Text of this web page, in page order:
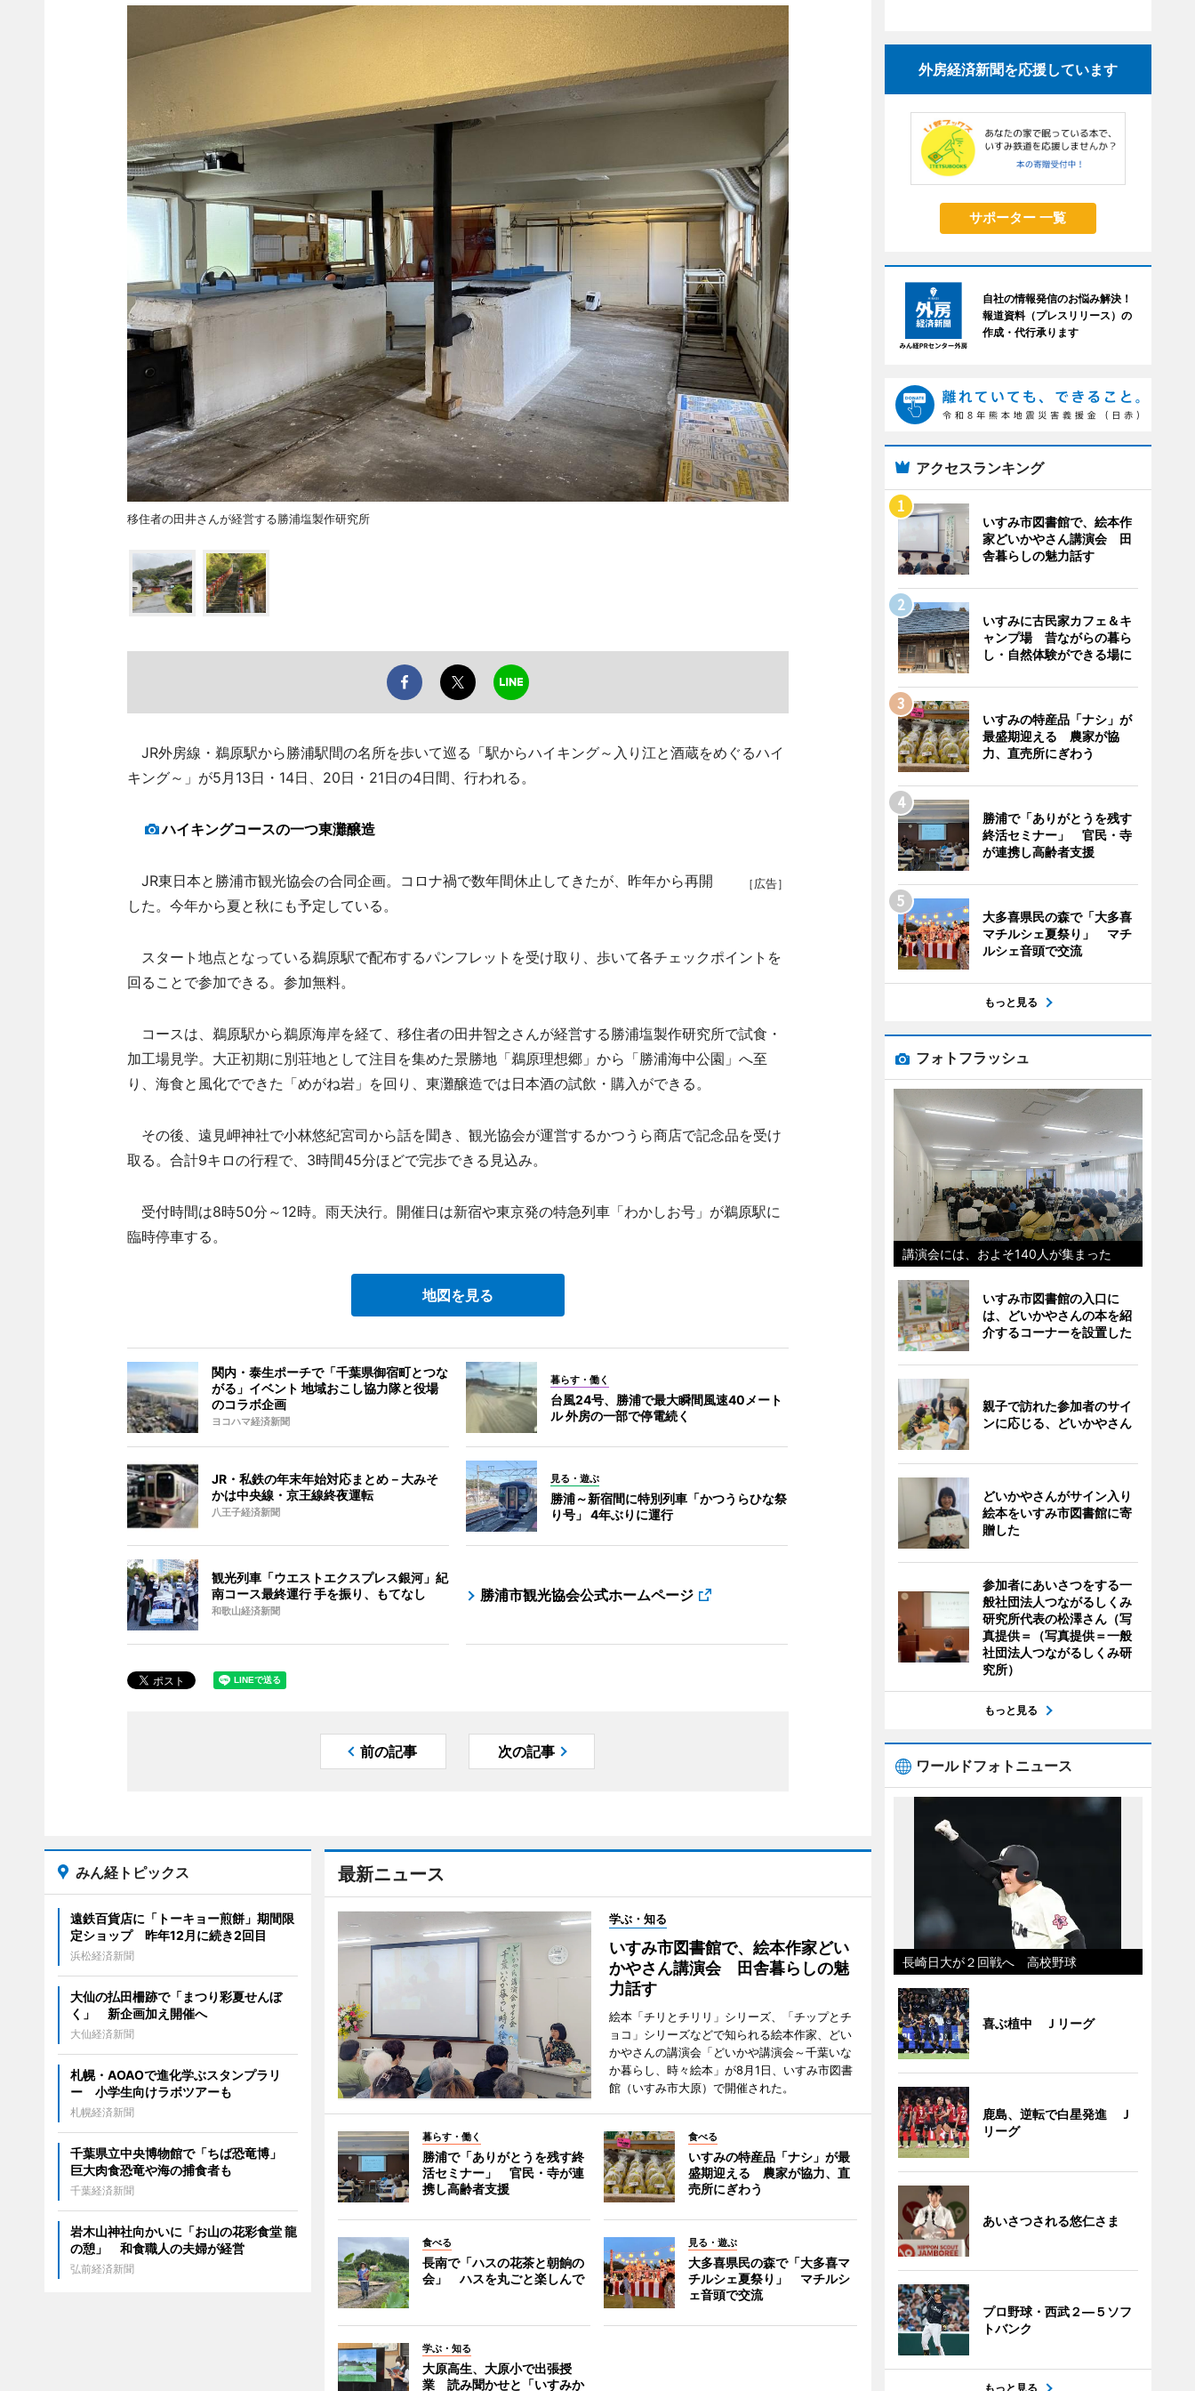
移住者の田井さんが経営する勝浦塩製作研究所
JR外房線・鵜原駅から勝浦駅間の名所を歩いて巡る「駅からハイキング～入り江と酒蔵をめぐるハイ
キング～」が5月13日・14日、20日・21日の4日間、行われる。
ハイキングコースの一つ東灘醸造
［広告］
JR東日本と勝浦市観光協会の合同企画。コロナ禍で数年間休止してきたが、昨年から再開
した。今年から夏と秋にも予定している。
スタート地点となっている鵜原駅で配布するパンフレットを受け取り、歩いて各チェックポイントを
回ることで参加できる。参加無料。
コースは、鵜原駅から鵜原海岸を経て、移住者の田井智之さんが経営する勝浦塩製作研究所で試食・
加工場見学。大正初期に別荘地として注目を集めた景勝地「鵜原理想郷」から「勝浦海中公園」へ至
り、海食と風化でできた「めがね岩」を回り、東灘醸造では日本酒の試飲・購入ができる。
その後、遠見岬神社で小林悠紀宮司から話を聞き、観光協会が運営するかつうら商店で記念品を受け
取る。合計9キロの行程で、3時間45分ほどで完歩できる見込み。
受付時間は8時50分～12時。雨天決行。開催日は新宿や東京発の特急列車「わかしお号」が鵜原駅に
臨時停車する。
地図を見る
関内・泰生ポーチで「千葉県御宿町とつな
がる」イベント 地域おこし協力隊と役場
のコラボ企画
ヨコハマ経済新聞
暮らす・働く
台風24号、勝浦で最大瞬間風速40メート
ル 外房の一部で停電続く
JR・私鉄の年末年始対応まとめ－大みそ
かは中央線・京王線終夜運転
八王子経済新聞
見る・遊ぶ
勝浦～新宿間に特別列車「かつうらひな祭
り号」 4年ぶりに運行
観光列車「ウエストエクスプレス銀河」紀
南コース最終運行 手を振り、もてなし
和歌山経済新聞
勝浦市観光協会公式ホームページ
前の記事 次の記事
最新ニュース
学ぶ・知る
いすみ市図書館で、絵本作家どい
かやさん講演会 田舎暮らしの魅
力話す
絵本「チリとチリリ」シリーズ、「チップとチ
ョコ」シリーズなどで知られる絵本作家、どい
かやさんの講演会「どいかや講演会～千葉いな
か暮らし、時々絵本」が8月1日、いすみ市図書
館（いすみ市大原）で開催された。
暮らす・働く
勝浦で「ありがとうを残す終
活セミナー」 官民・寺が連
携し高齢者支援
食べる
いすみの特産品「ナシ」が最
盛期迎える 農家が協力、直
売所にぎわう
食べる
長南で「ハスの花茶と朝餉の
会」 ハスを丸ごと楽しんで
見る・遊ぶ
大多喜県民の森で「大多喜マ
チルシェ夏祭り」 マチルシ
ェ音頭で交流
学ぶ・知る
大原高生、大原小で出張授
業 読み聞かせと「いすみか
みん経トピックス
遠鉄百貨店に「トーキョー煎餅」期間限
定ショップ 昨年12月に続き2回目
浜松経済新聞
大仙の払田柵跡で「まつり彩夏せんぼ
く」 新企画加え開催へ
大仙経済新聞
札幌・AOAOで進化学ぶスタンプラリ
ー 小学生向けラボツアーも
札幌経済新聞
千葉県立中央博物館で「ちば恐竜博」
巨大肉食恐竜や海の捕食者も
千葉経済新聞
岩木山神社向かいに「お山の花彩食堂 龍
の憩」 和食職人の夫婦が経営
弘前経済新聞
外房経済新聞を応援しています
サポーター 一覧
自社の情報発信のお悩み解決！
報道資料（プレスリリース）の
作成・代行承ります
アクセスランキング
いすみ市図書館で、絵本作
家どいかやさん講演会 田
舎暮らしの魅力話す
いすみに古民家カフェ＆キ
ャンプ場 昔ながらの暮ら
し・自然体験ができる場に
いすみの特産品「ナシ」が
最盛期迎える 農家が協
力、直売所にぎわう
勝浦で「ありがとうを残す
終活セミナー」 官民・寺
が連携し高齢者支援
大多喜県民の森で「大多喜
マチルシェ夏祭り」 マチ
ルシェ音頭で交流
もっと見る
フォトフラッシュ
講演会には、およそ140人が集まった
いすみ市図書館の入口に
は、どいかやさんの本を紹
介するコーナーを設置した
親子で訪れた参加者のサイ
ンに応じる、どいかやさん
どいかやさんがサイン入り
絵本をいすみ市図書館に寄
贈した
参加者にあいさつをする一
般社団法人つながるしくみ
研究所代表の松澤さん（写
真提供＝（写真提供＝一般
社団法人つながるしくみ研
究所）
もっと見る
ワールドフォトニュース
長崎日大が２回戦へ 高校野球
喜ぶ植中 Ｊリーグ
鹿島、逆転で白星発進 Ｊ
リーグ
あいさつされる悠仁さま
プロ野球・西武２―５ソフ
トバンク
もっと見る